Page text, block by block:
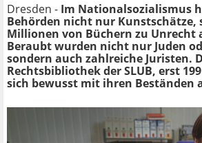
Dresden - Im Nationalsozialismus
Behörden nicht nur Kunstschätze,
Millionen von Büchern zu Unrecht
Beraubt wurden nicht nur Juden
sondern auch zahlreiche Juristen.
Rechtsbibliothek der SLUB, erst
sich bewusst mit ihren Beständen